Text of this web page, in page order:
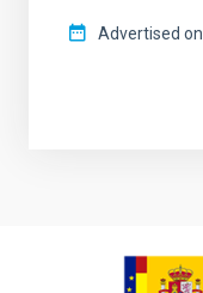
Advertised on